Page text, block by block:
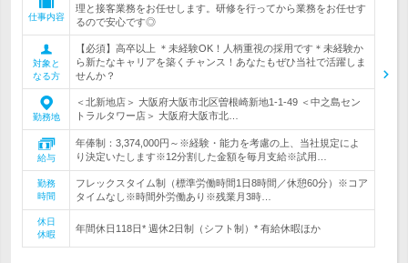
仕事内容
理と接客業務をお任せします。研修を行ってから業務をお任せす
るので安心です◎
対象と
なる方
【必須】高卒以上 ＊未経験OK！人柄重視の採用です＊未経験か
ら新たなキャリアを築くチャンス！あなたもぜひ当社で活躍しま
せんか？
勤務地
＜北新地店＞ 大阪府大阪市北区曽根崎新地1-1-49 ＜中之島セン
トラルタワー店＞ 大阪府大阪市北…
給与
年俸制：3,374,000円～※経験・能力を考慮の上、当社規定によ
り決定いたします※12分割した金額を毎月支給※試用…
勤務
時間
フレックスタイム制（標準労働時間1日8時間／休憩60分）※コア
タイムなし※時間外労働あり※残業月3時…
休日
休暇
年間休日118日* 週休2日制（シフト制）* 有給休暇ほか